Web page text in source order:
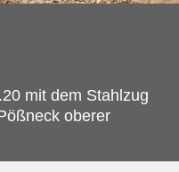
mit dem Stahlzug
oberer